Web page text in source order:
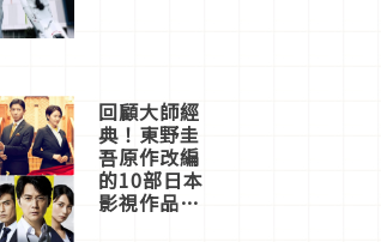
體驗
回顧大師經
典！東野圭
吾原作改編
的10部日本
影視作品推